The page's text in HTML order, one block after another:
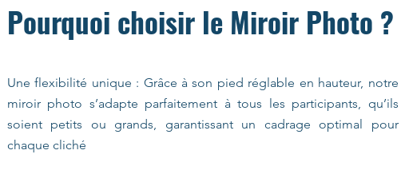
Pourquoi choisir le Miroir Photo ?
Une flexibilité unique : Grâce à son pied réglable en hauteur, notre
miroir photo s’adapte parfaitement à tous les participants, qu’ils
soient petits ou grands, garantissant un cadrage optimal pour
chaque cliché